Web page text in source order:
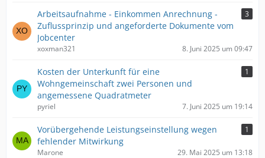
Arbeitsaufnahme - Einkommen Anrechnung -
Zuflussprinzip und angeforderte Dokumente vom
Jobcenter
3
xoxman321 8. Juni 2025 um 09:47
Kosten der Unterkunft für eine
Wohngemeinschaft zwei Personen und
angemessene Quadratmeter
1
pyriel 7. Juni 2025 um 19:14
Vorübergehende Leistungseinstellung wegen
fehlender Mitwirkung
1
Marone 29. Mai 2025 um 13:18